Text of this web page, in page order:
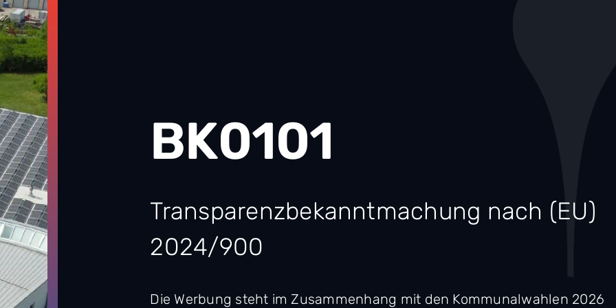
BK0101
Transparenzbekanntmachung nach (EU)
2024/900
Die Werbung steht im Zusammenhang mit den Kommunalwahlen 2026